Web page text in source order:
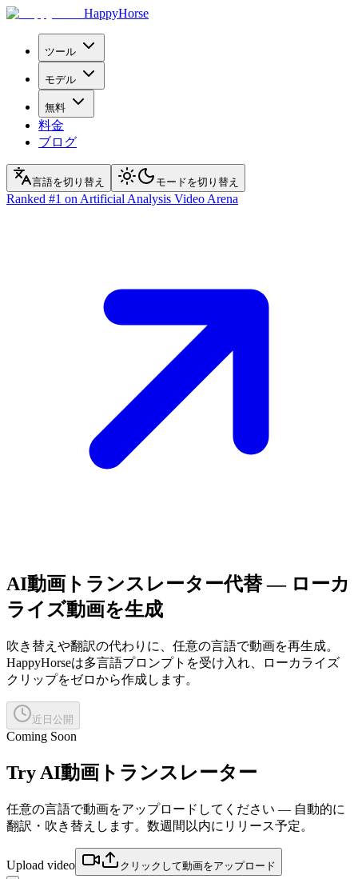
HappyHorse
ツール
モデル
無料
料金
ブログ
言語を切り替え モードを切り替え
Ranked #1 on Artificial Analysis Video Arena
AI動画トランスレーター代替 — ローカ
ライズ動画を生成
吹き替えや翻訳の代わりに、任意の言語で動画を再生成。
HappyHorseは多言語プロンプトを受け入れ、ローカライズ
クリップをゼロから作成します。
近日公開
Coming Soon
Try AI動画トランスレーター
任意の言語で動画をアップロードしてください — 自動的に
翻訳・吹き替えします。数週間以内にリリース予定。
Upload video クリックして動画をアップロード